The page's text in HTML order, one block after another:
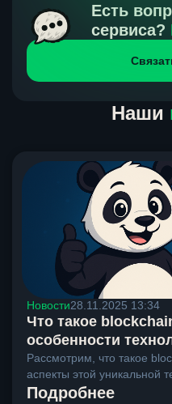
получения нами средств
направлений курс,
окончательным. Если
чат на сайте, мы поможем
Есть
сервиса?
Наши
Новости28.11.2025 13:34
Что такое
особенности
Рассмотрим, что такое
аспекты этой уникальной
Подробнее